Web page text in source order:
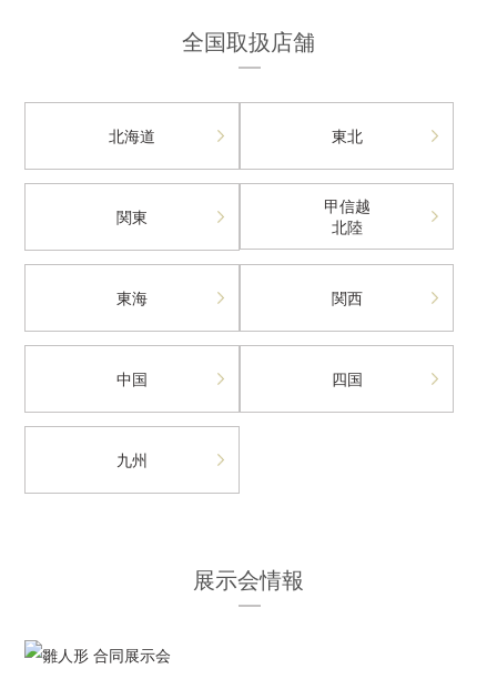
全国取扱店舗
北海道 東北
関東
甲信越
北陸
東海 関西
中国 四国
九州
展示会情報